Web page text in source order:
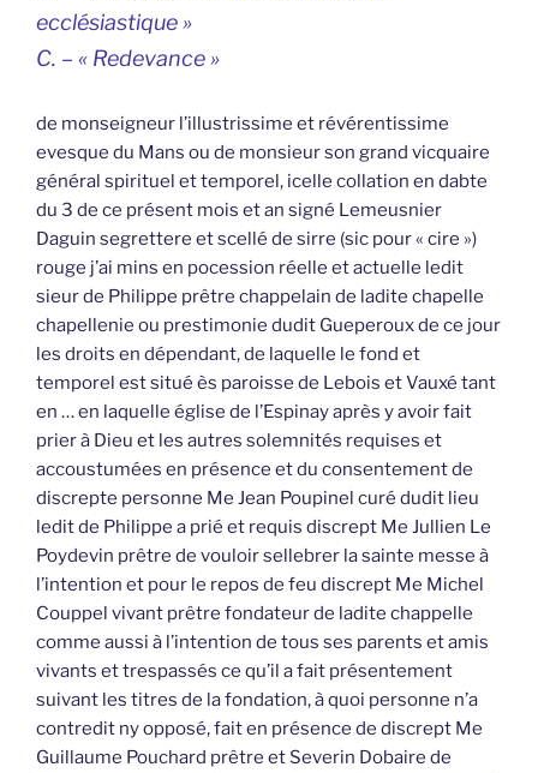
ecclésiastique »
C. – « Redevance »
de monseigneur l’illustrissime et révérentissime
evesque du Mans ou de monsieur son grand vicquaire
général spirituel et temporel, icelle collation en dabte
du 3 de ce présent mois et an signé Lemeusnier
Daguin segrettere et scellé de sirre (sic pour « cire »)
rouge j’ai mins en pocession réelle et actuelle ledit
sieur de Philippe prêtre chappelain de ladite chapelle
chapellenie ou prestimonie dudit Gueperoux de ce jour
les droits en dépendant, de laquelle le fond et
temporel est situé ès paroisse de Lebois et Vauxé tant
en … en laquelle église de l’Espinay après y avoir fait
prier à Dieu et les autres solemnités requises et
accoustumées en présence et du consentement de
discrepte personne Me Jean Poupinel curé dudit lieu
ledit de Philippe a prié et requis discrept Me Jullien Le
Poydevin prêtre de vouloir sellebrer la sainte messe à
l’intention et pour le repos de feu discrept Me Michel
Couppel vivant prêtre fondateur de ladite chappelle
comme aussi à l’intention de tous ses parents et amis
vivants et trespassés ce qu’il a fait présentement
suivant les titres de la fondation, à quoi personne n’a
contredit ny opposé, fait en présence de discrept Me
Guillaume Pouchard prêtre et Severin Dobaire de